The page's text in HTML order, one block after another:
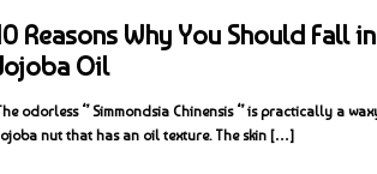
Reasons Why You Should Fall
Oil
odorless ‘’ Simmondsia Chinensis ‘’ is practically a
nut that has an oil texture. The skin […]